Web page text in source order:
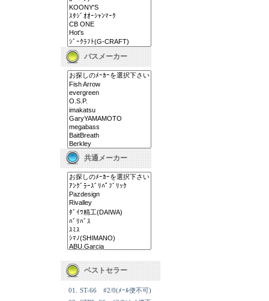
バスメーカー
共通メーカー
ベストセラー
01.
ST-66 #2/0(ﾒｰﾙ便不可)